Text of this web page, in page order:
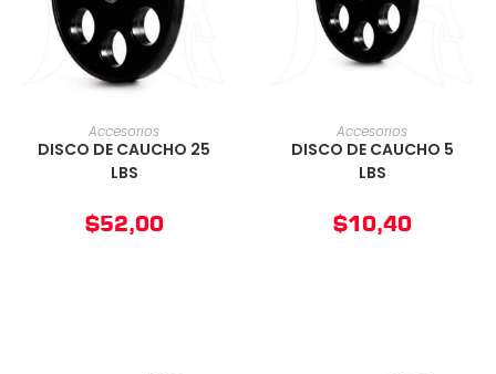
AÑADIR AL CARRITO
Accesorios
DISCO DE CAUCHO 25
LBS
$52,00
AÑADIR AL CARRITO
Accesorios
DISCO DE CAUCHO 5
LBS
$10,40